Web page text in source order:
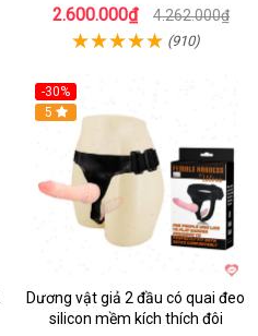
2.600.000₫ 4.262.000₫
(910)
-30%
Hot
5
Dương vật giả 2 đầu có quai đeo
silicon mềm kích thích đôi